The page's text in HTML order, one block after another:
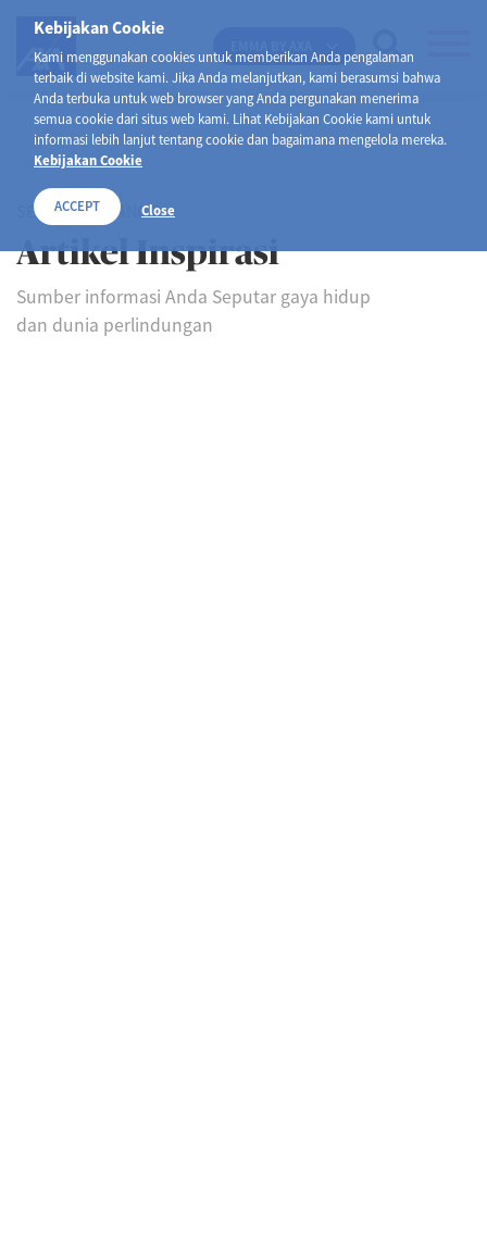
Kebijakan Cookie
Kami menggunakan cookies untuk memberikan Anda pengalaman
terbaik di website kami. Jika Anda melanjutkan, kami berasumsi bahwa
Anda terbuka untuk web browser yang Anda pergunakan menerima
semua cookie dari situs web kami. Lihat Kebijakan Cookie kami untuk
informasi lebih lanjut tentang cookie dan bagaimana mengelola mereka.
Kebijakan Cookie
ACCEPT Close
SELAMAT DATANG DI
Artikel Inspirasi
Sumber informasi Anda Seputar gaya hidup
dan dunia perlindungan